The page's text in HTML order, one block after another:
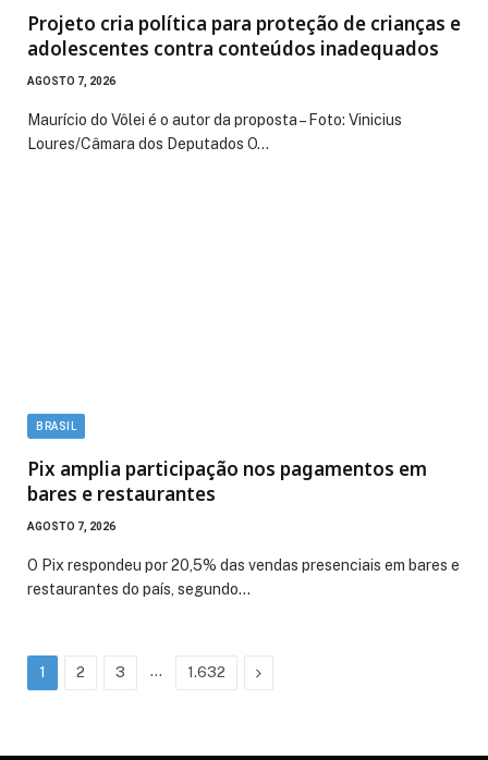
Projeto cria política para proteção de crianças e
adolescentes contra conteúdos inadequados
AGOSTO 7, 2026
Maurício do Vôlei é o autor da proposta – Foto: Vinicius
Loures/Câmara dos Deputados O…
BRASIL
Pix amplia participação nos pagamentos em
bares e restaurantes
AGOSTO 7, 2026
O Pix respondeu por 20,5% das vendas presenciais em bares e
restaurantes do país, segundo…
1 2 3 … 1.632 Next